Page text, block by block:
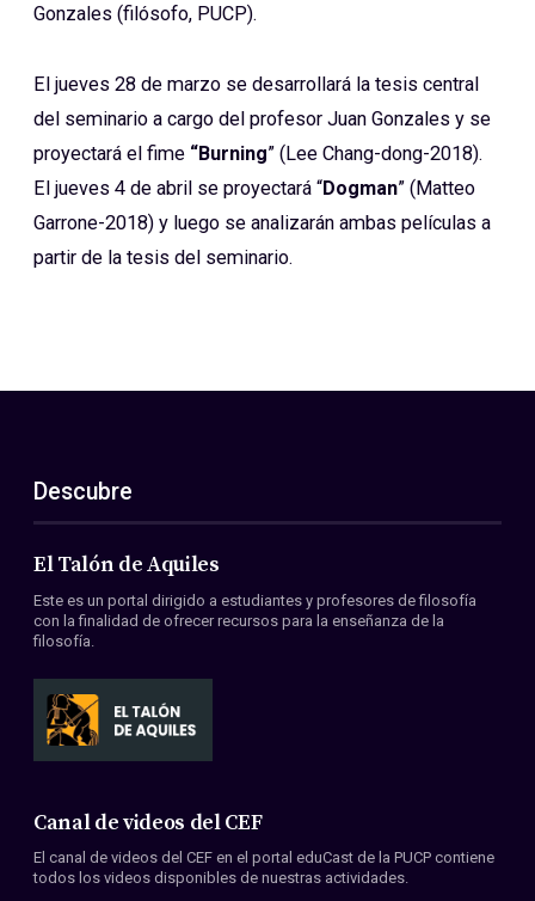
Gonzales (filósofo, PUCP).
El jueves 28 de marzo se desarrollará la tesis central
del seminario a cargo del profesor Juan Gonzales y se
proyectará el fime “Burning” (Lee Chang-dong-2018).
El jueves 4 de abril se proyectará “Dogman” (Matteo
Garrone-2018) y luego se analizarán ambas películas a
partir de la tesis del seminario.
Descubre
El Talón de Aquiles
Este es un portal dirigido a estudiantes y profesores de filosofía
con la finalidad de ofrecer recursos para la enseñanza de la
filosofía.
Canal de videos del CEF
El canal de videos del CEF en el portal eduCast de la PUCP contiene
todos los videos disponibles de nuestras actividades.